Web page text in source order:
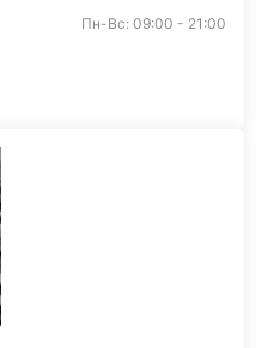
Пн-Вс: 09:00 - 21:00